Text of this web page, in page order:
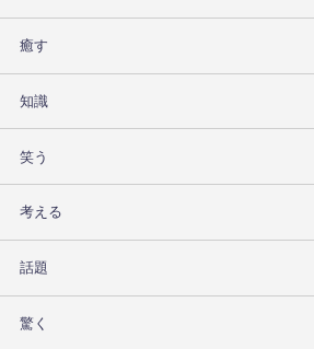
癒す
知識
笑う
考える
話題
驚く